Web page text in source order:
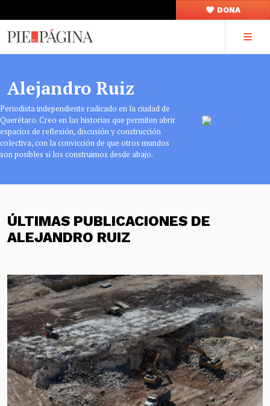
DONA
Alejandro Ruiz
Periodista independiente radicado en la ciudad de
Querétaro. Creo en las historias que permiten abrir
espacios de reflexión, discusión y construcción
colectiva, con la convicción de que otros mundos
son posibles si los construimos desde abajo.
ÚLTIMAS PUBLICACIONES DE
ALEJANDRO RUIZ